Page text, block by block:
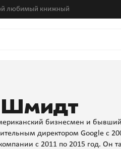
любимый книжный
Шмидт
бизнесмен и
директором Google с
с 2011 по 2015 год. Он